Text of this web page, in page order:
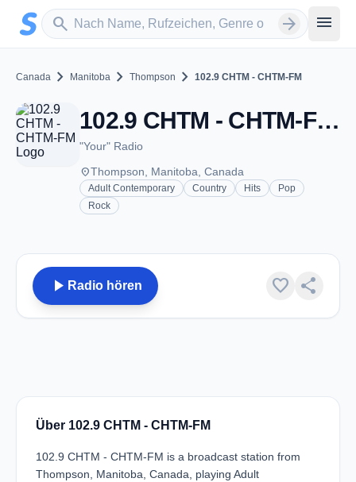
Zum Hauptinhalt springen
search
Sender suchen arrow_forward menu
Canada chevron_right Manitoba chevron_right Thompson chevron_right 102.9 CHTM - CHTM-FM
102.9 CHTM - CHTM-FM - FM 102.9 - Thompson, MB
"Your" Radio
placeThompson, Manitoba, Canada
Adult Contemporary Country Hits
Pop
Rock
play_arrow Radio hören favorite share
Über 102.9 CHTM - CHTM-FM
102.9 CHTM - CHTM-FM is a broadcast station from
Thompson, Manitoba, Canada, playing Adult